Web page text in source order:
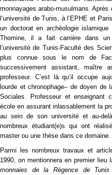
monnayages arabo-musulmans.
l’université de Tunis, à l’EPHE et
un doctorat en archéologie
Thomine, il a fait carrière dans un
l’université de Tunis-Faculté des
plus connue sous le nom de
successivement assistant, maître
professeur. C’est là qu’il occupe
lourde et chronophage– de doyen
Sociales. Professeur et enseignant
école en assurant inlassablement la
au sein de son université et au-
nombreux étudiant(e)s qui ont
master ou une thèse dans ce domaine.
Parmi les nombreux travaux et
1990, on mentionnera en premier lieu
monnaies de la Régence de